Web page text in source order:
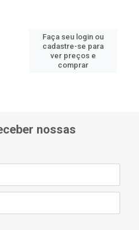
Faça seu login ou
cadastre-se para
ver preços e
comprar
nossas